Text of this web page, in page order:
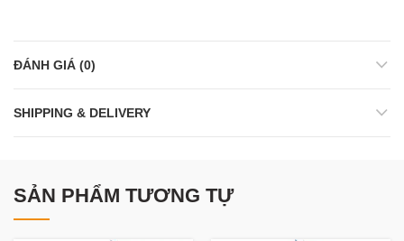
ĐÁNH GIÁ (0)
SHIPPING & DELIVERY
SẢN PHẨM TƯƠNG TỰ